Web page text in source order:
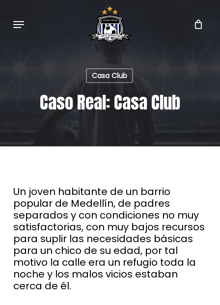
main
Menu
Casa Club
Caso Real: Casa Club
Un joven habitante de un barrio
popular de Medellín, de padres
separados y con condiciones no muy
satisfactorias, con muy bajos recursos
para suplir las necesidades básicas
para un chico de su edad, por tal
motivo la calle era un refugio toda la
noche y los malos vicios estaban
cerca de él.